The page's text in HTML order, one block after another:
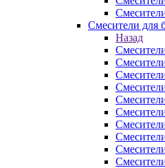
Смесители для
Назад